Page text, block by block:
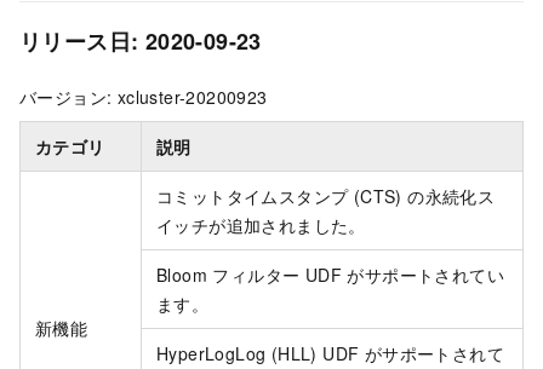
リリース日: 2020-09-23
バージョン: xcluster-20200923
カテゴリ 説明
新機能
コミットタイムスタンプ (CTS) の永続化ス
イッチが追加されました。
Bloom フィルター UDF がサポートされてい
ます。
HyperLogLog (HLL) UDF がサポートされて